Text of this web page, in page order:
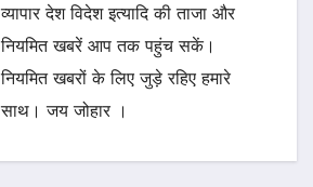
व्यापार देश विदेश इत्यादि की ताजा और
नियमित खबरें आप तक पहुंच सकें।
नियमित खबरों के लिए जुड़े रहिए हमारे
साथ। जय जोहार ।